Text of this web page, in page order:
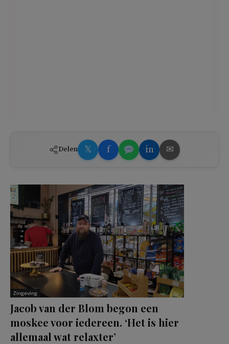
Delen 𝕏 f in ✉
Zingeving
Jacob van der Blom begon een
moskee voor iedereen. ‘Het is hier
allemaal wat relaxter’